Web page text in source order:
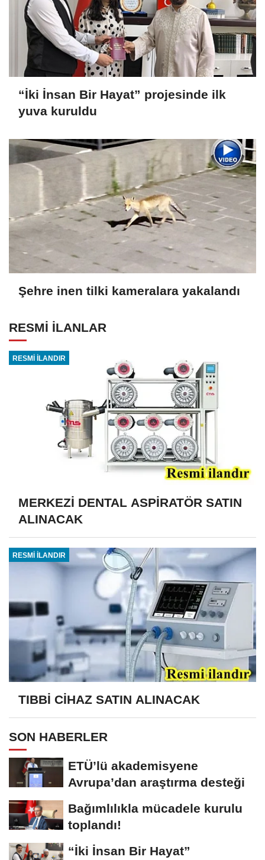
“İki İnsan Bir Hayat” projesinde ilk
yuva kuruldu
Şehre inen tilki kameralara yakalandı
RESMİ İLANLAR
RESMİ İLANDIR
MERKEZİ DENTAL ASPİRATÖR SATIN
ALINACAK
RESMİ İLANDIR
TIBBİ CİHAZ SATIN ALINACAK
SON HABERLER
ETÜ’lü akademisyene
Avrupa’dan araştırma desteği
Bağımlılıkla mücadele kurulu
toplandı!
“İki İnsan Bir Hayat”